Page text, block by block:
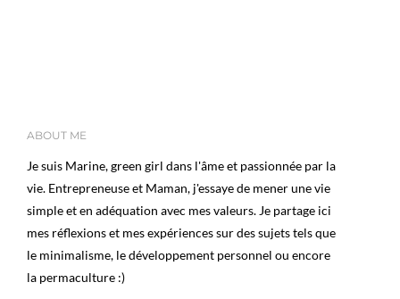
ABOUT ME
Je suis Marine, green girl dans l'âme et passionnée par la
vie. Entrepreneuse et Maman, j'essaye de mener une vie
simple et en adéquation avec mes valeurs. Je partage ici
mes réflexions et mes expériences sur des sujets tels que
le minimalisme, le développement personnel ou encore
la permaculture :)